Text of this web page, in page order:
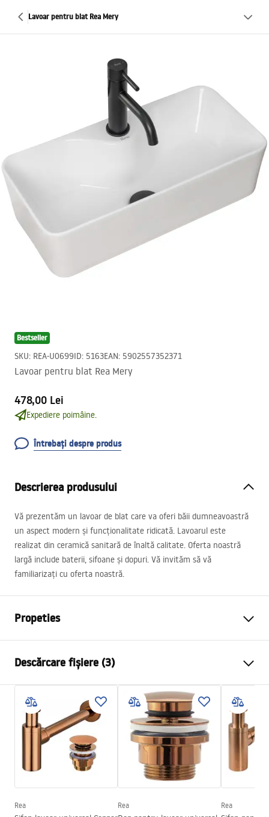
Lavoar pentru blat Rea Mery
Bestseller
SKU: REA-U0699ID: 5163EAN: 5902557352371
Lavoar pentru blat Rea Mery
478,00 Lei
Expediere poimâine.
Întrebați despre produs
Descrierea produsului
Vă prezentăm un lavoar de blat care va oferi băii dumneavoastră
un aspect modern și funcționalitate ridicată. Lavoarul este
realizat din ceramică sanitară de înaltă calitate. Oferta noastră
largă include baterii, sifoane și dopuri. Vă invităm să vă
familiarizați cu oferta noastră.
Propeties
Material
Culoare
Alb
Finisaj
Lucios
Lungime
505mm
Latime
250mm
140mm
110mm
Formă
Descărcare fișiere (3)
Instrucțiuni de asamblare
Basin.pdf
Deklaracja Właściwości Użytkowych
MERY Deklaracja.pdf
Rea Rea Rea